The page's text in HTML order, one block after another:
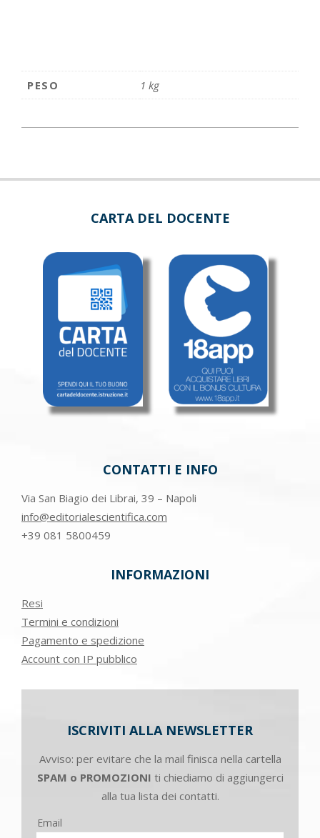
PESO 1 kg
CARTA DEL DOCENTE
CONTATTI E INFO
Via San Biagio dei Librai, 39 – Napoli
info@editorialescientifica.com
+39 081 5800459
INFORMAZIONI
Resi
Termini e condizioni
Pagamento e spedizione
Account con IP pubblico
ISCRIVITI ALLA NEWSLETTER
Avviso: per evitare che la mail finisca nella cartella
SPAM o PROMOZIONI ti chiediamo di aggiungerci
alla tua lista dei contatti.
Email